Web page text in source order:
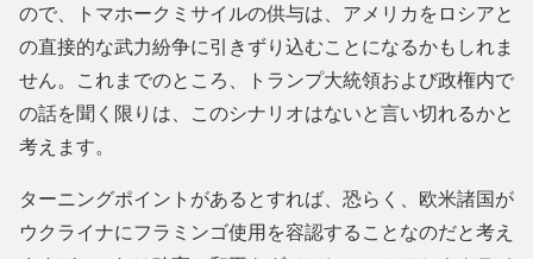
ので、トマホークミサイルの供与は、アメリカをロシアと
の直接的な武力紛争に引きずり込むことになるかもしれま
せん。これまでのところ、トランプ大統領および政権内で
の話を聞く限りは、このシナリオはないと言い切れるかと
考えます。
ターニングポイントがあるとすれば、恐らく、欧米諸国が
ウクライナにフラミンゴ使用を容認することなのだと考え